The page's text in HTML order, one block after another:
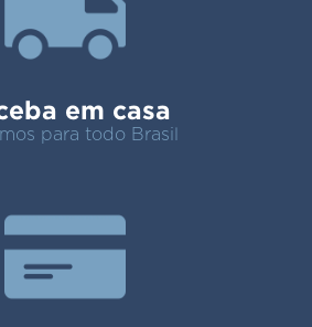
em casa
para todo Brasil